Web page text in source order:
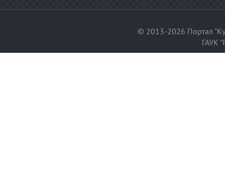
© 2013-2026 Портал
ГАУК